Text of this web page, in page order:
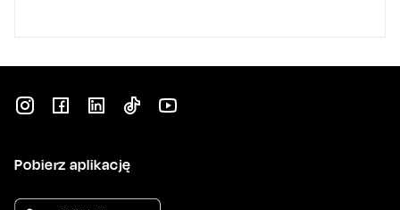
Pobierz aplikację